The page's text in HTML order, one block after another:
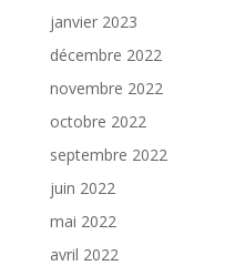
janvier 2023
décembre 2022
novembre 2022
octobre 2022
septembre 2022
juin 2022
mai 2022
avril 2022